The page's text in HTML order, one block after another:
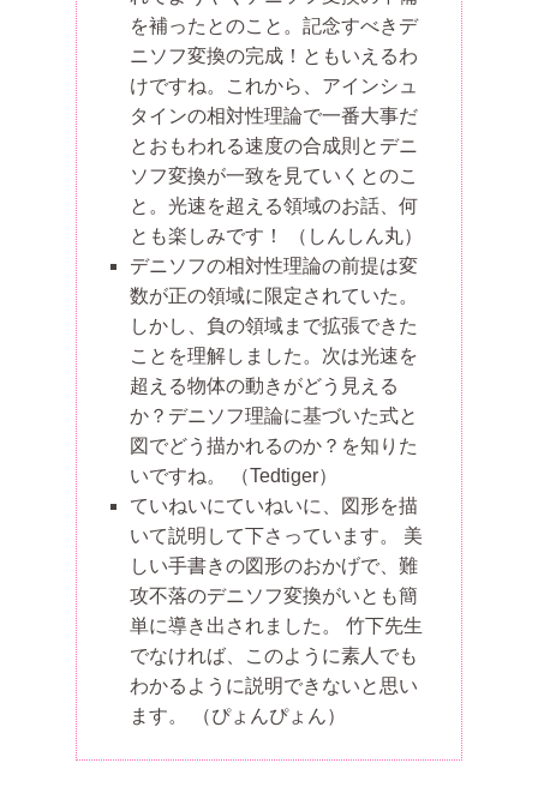
を補ったとのこと。記念すべきデ
ニソフ変換の完成！ともいえるわ
けですね。これから、アインシュ
タインの相対性理論で一番大事だ
とおもわれる速度の合成則とデニ
ソフ変換が一致を見ていくとのこ
と。光速を超える領域のお話、何
とも楽しみです！
（しんしん丸）
デニソフの相対性理論の前提は変
数が正の領域に限定されていた。
しかし、負の領域まで拡張できた
ことを理解しました。次は光速を
超える物体の動きがどう見える
か？デニソフ理論に基づいた式と
図でどう描かれるのか？を知りた
いですね。
（Tedtiger）
ていねいにていねいに、図形を描
いて説明して下さっています。 美
しい手書きの図形のおかげで、難
攻不落のデニソフ変換がいとも簡
単に導き出されました。 竹下先生
でなければ、このように素人でも
わかるように説明できないと思い
ます。
（ぴょんぴょん）